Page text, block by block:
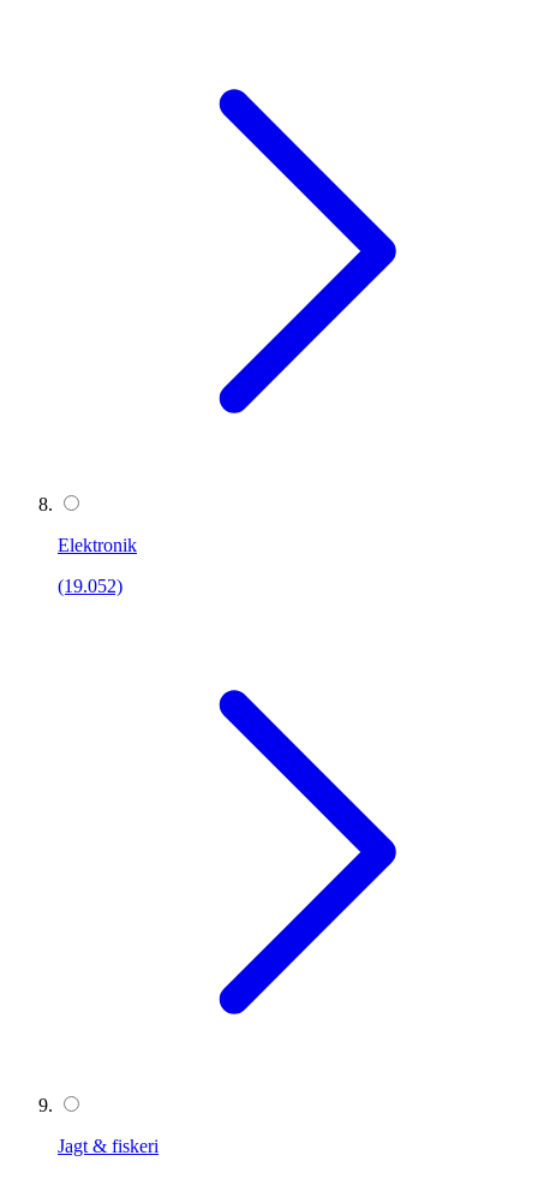
Elektronik
(19.052)
Jagt & fiskeri